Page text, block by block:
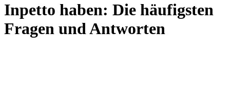
Inpetto haben: Die häufigsten
Fragen und Antworten